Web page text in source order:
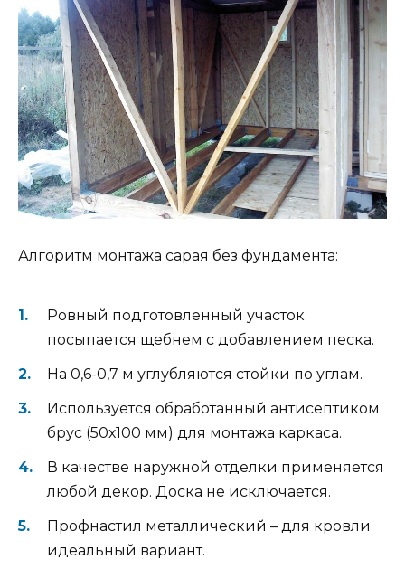
Алгоритм монтажа сарая без фундамента:
Ровный подготовленный участок
посыпается щебнем с добавлением песка.
На 0,6-0,7 м углубляются стойки по углам.
Используется обработанный антисептиком
брус (50х100 мм) для монтажа каркаса.
В качестве наружной отделки применяется
любой декор. Доска не исключается.
Профнастил металлический – для кровли
идеальный вариант.